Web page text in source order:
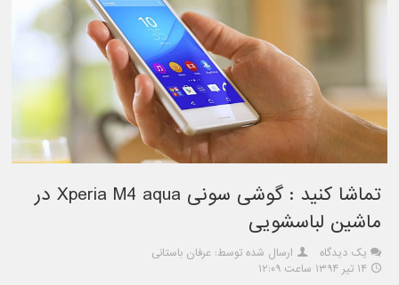
تماشا کنید : گوشی سونی Xperia M4 aqua در
ماشین لباسشویی
یک دیدگاه
ارسال شده توسط: عرفان باستانی
۱۴ تیر ۱۳۹۴ ساعت ۱۲:۰۹